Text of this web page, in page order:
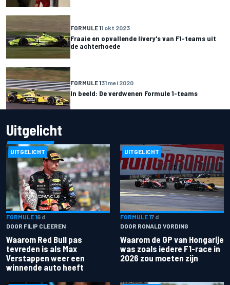
FORMULE 11 okt 2023
Fraaie en opvallende livery's van F1-teams uit
de achterhoede
FORMULE 131 mei 2020
In beeld: De verdwenen Formule 1-teams
Uitgelicht
UITGELICHT
FORMULE 16 d
DOOR FILIP CLEEREN
Waarom Red Bull pas
tevreden is als Max
Verstappen weer een
winnende auto heeft
UITGELICHT
FORMULE 17 d
DOOR RONALD VORDING
Waarom de GP van Hongarije
was zoals iedere F1-race in
2026 zou moeten zijn